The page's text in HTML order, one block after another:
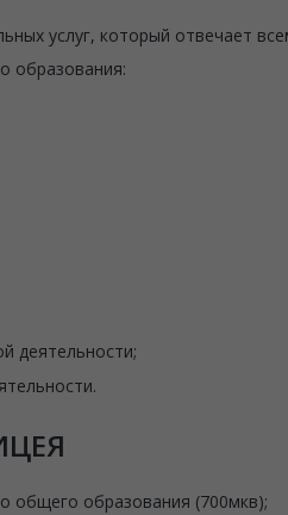
услуг, который отвечает
образования:
деятельности;
общего образования (700мкв);